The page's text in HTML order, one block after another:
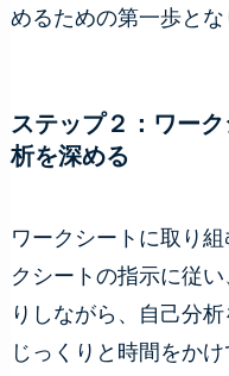
めるための第一歩とな
ステップ２：ワー
析を深める
ワークシートに取り
クシートの指示に従
りしながら、自己分
じっくりと時間をか